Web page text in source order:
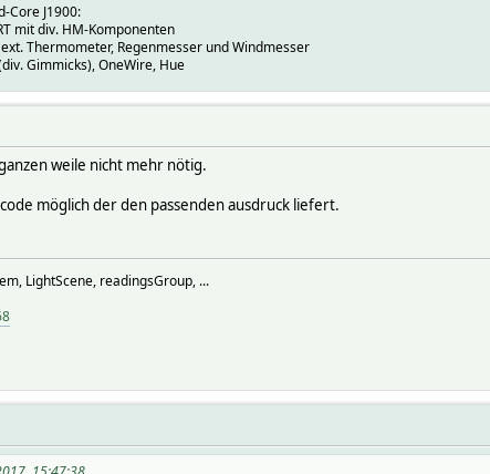
Core J1900:
mit div. HM-Komponenten
Thermometer, Regenmesser und Windmesser
Gimmicks), OneWire, Hue
weile nicht mehr nötig.
möglich der den passenden ausdruck liefert.
LightScene, readingsGroup, ...